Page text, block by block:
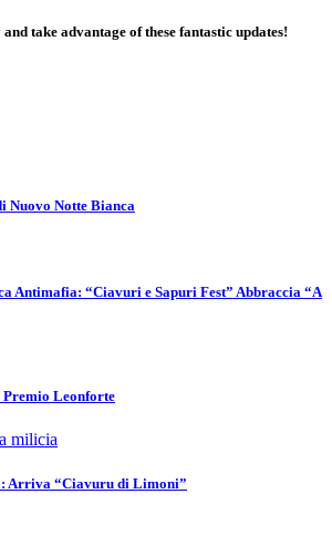
take advantage of these fantastic updates!
Nuovo Notte Bianca
Antimafia: “Ciavuri e Sapuri Fest” Abbraccia “A
Leonforte
Arriva “Ciavuru di Limoni”